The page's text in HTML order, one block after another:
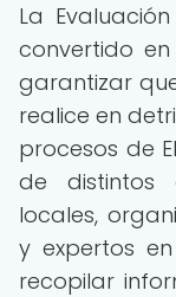
La
convertido
garantizar
realice en
procesos de
de distintos
locales,
y expertos
recopilar